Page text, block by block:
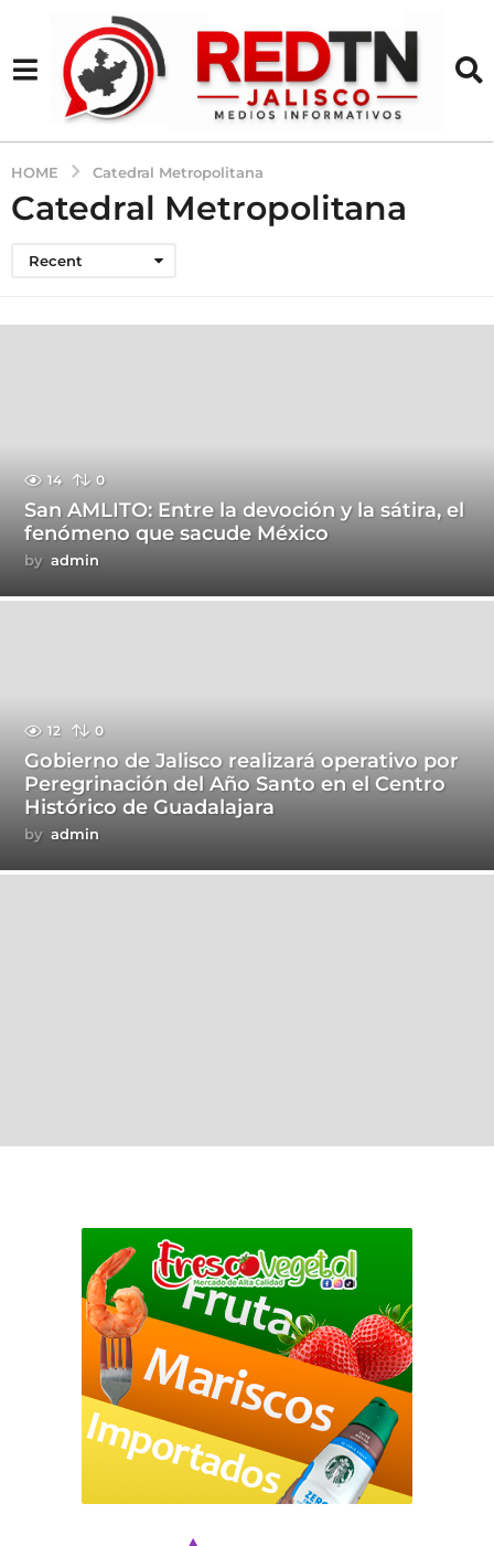
HOME Catedral Metropolitana
Catedral Metropolitana
Recent
14 0
San AMLITO: Entre la devoción y la sátira, el
fenómeno que sacude México
by admin
12 0
Gobierno de Jalisco realizará operativo por
Peregrinación del Año Santo en el Centro
Histórico de Guadalajara
by admin